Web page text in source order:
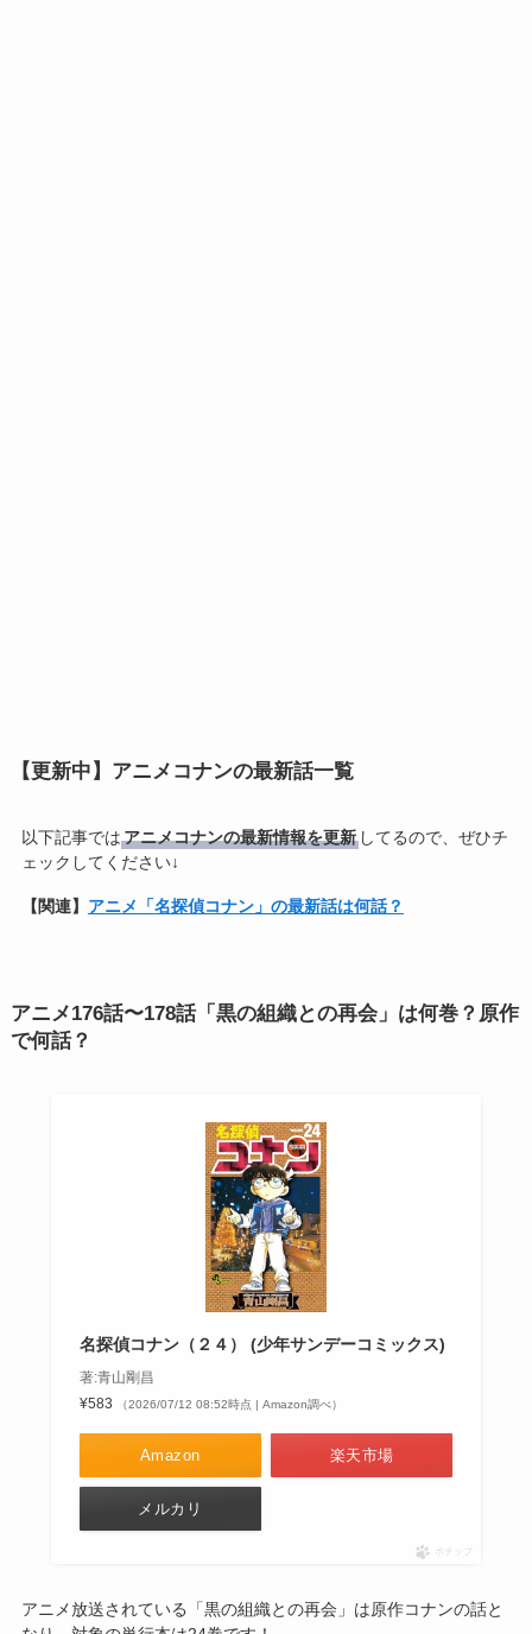
【更新中】アニメコナンの最新話一覧
以下記事ではアニメコナンの最新情報を更新してるので、ぜひチ
ェックしてください↓
【関連】 アニメ「名探偵コナン」の最新話は何話？
アニメ176話〜178話「黒の組織との再会」は何巻？原作
で何話？
名探偵コナン（２４） (少年サンデーコミックス)
著:青山剛昌
¥583
（2026/07/12 08:52時点 | Amazon調べ）
Amazon 楽天市場
メルカリ
ポチップ
アニメ放送されている「黒の組織との再会」は原作コナンの話と